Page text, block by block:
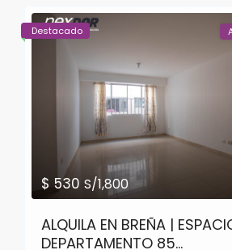
$ 530S/1,800
Destacado
ALQUILA EN BREÑA |
DEPARTAMENTO 85...